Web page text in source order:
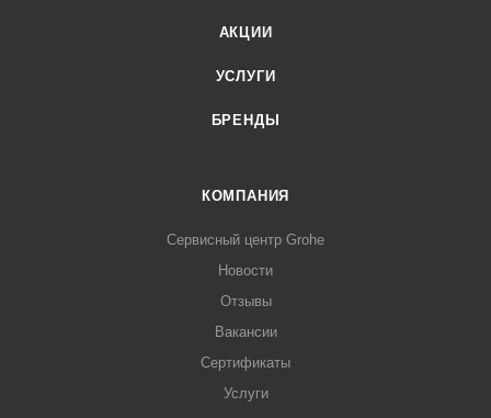
АКЦИИ
УСЛУГИ
БРЕНДЫ
КОМПАНИЯ
Сервисный центр Grohe
Новости
Отзывы
Вакансии
Сертификаты
Услуги